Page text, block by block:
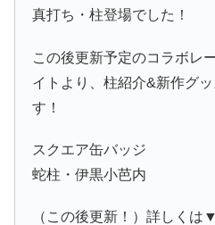
真打ち・柱登場でした！
この後更新予定のコラボレ
イトより、柱紹介&新作グ
す！
スクエア缶バッジ
蛇柱・伊黒小芭内
（この後更新！）詳しくは▼